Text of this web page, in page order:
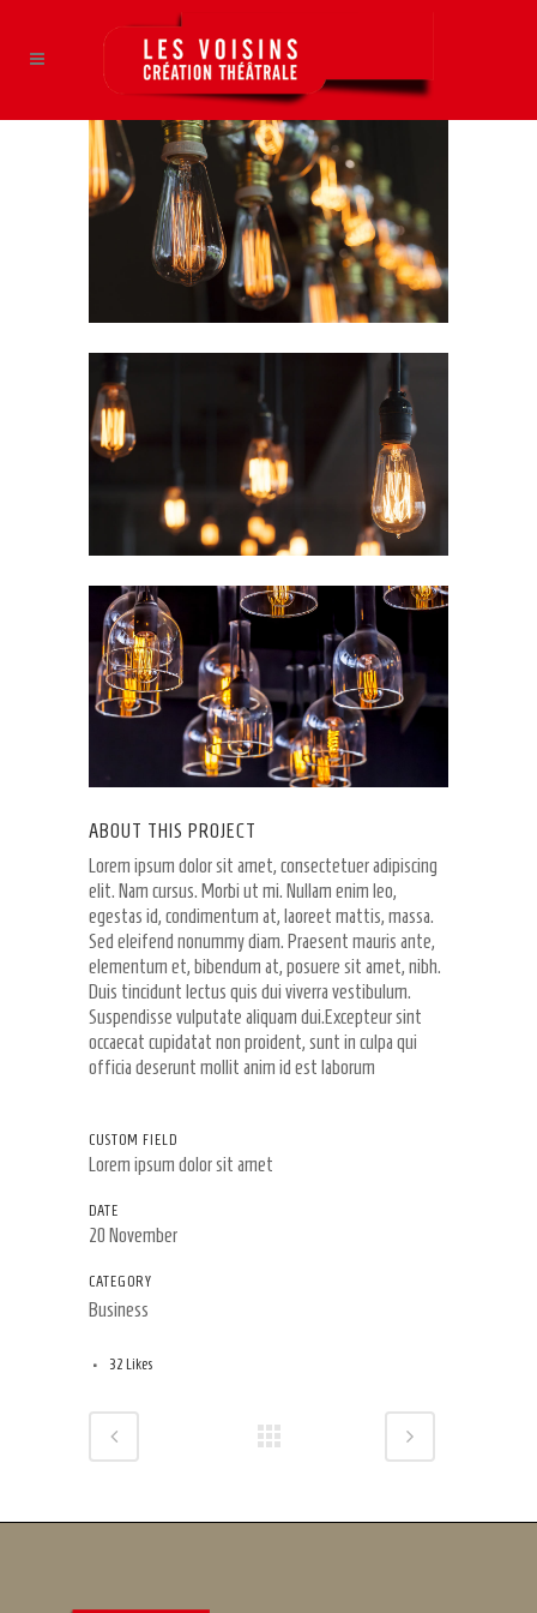
ABOUT THIS PROJECT
Lorem ipsum dolor sit amet, consectetuer adipiscing
elit. Nam cursus. Morbi ut mi. Nullam enim leo,
egestas id, condimentum at, laoreet mattis, massa.
Sed eleifend nonummy diam. Praesent mauris ante,
elementum et, bibendum at, posuere sit amet, nibh.
Duis tincidunt lectus quis dui viverra vestibulum.
Suspendisse vulputate aliquam dui.Excepteur sint
occaecat cupidatat non proident, sunt in culpa qui
officia deserunt mollit anim id est laborum
CUSTOM FIELD
Lorem ipsum dolor sit amet
DATE
20 November
CATEGORY
Business
32 Likes